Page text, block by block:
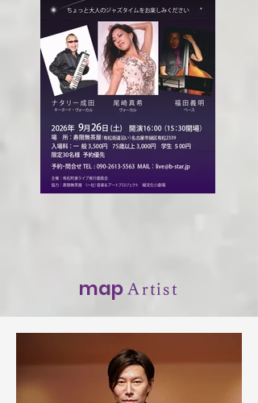
map Artist